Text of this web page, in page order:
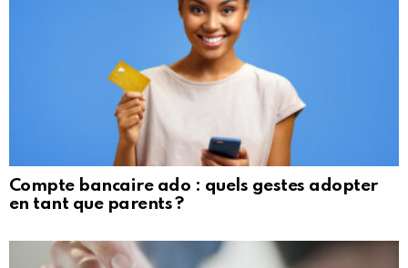
Compte bancaire ado : quels gestes adopter
en tant que parents ?